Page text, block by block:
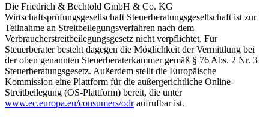
Die Friedrich & Bechtold GmbH & Co. KG
Wirtschaftsprüfungsgesellschaft Steuerberatungsgesellschaft ist zur
Teilnahme an Streitbeilegungsverfahren nach dem
Verbraucherstreitbeilegungsgesetz nicht verpflichtet. Für
Steuerberater besteht dagegen die Möglichkeit der Vermittlung bei
der oben genannten Steuerberaterkammer gemäß § 76 Abs. 2 Nr. 3
Steuerberatungsgesetz. Außerdem stellt die Europäische
Kommission eine Plattform für die außergerichtliche Online-
Streitbeilegung (OS-Plattform) bereit, die unter
www.ec.europa.eu/consumers/odraufrufbar ist.